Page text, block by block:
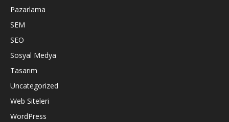
Pazarlama
SEM
SEO
Sosyal Medya
Tasarım
Uncategorized
Web Siteleri
WordPress